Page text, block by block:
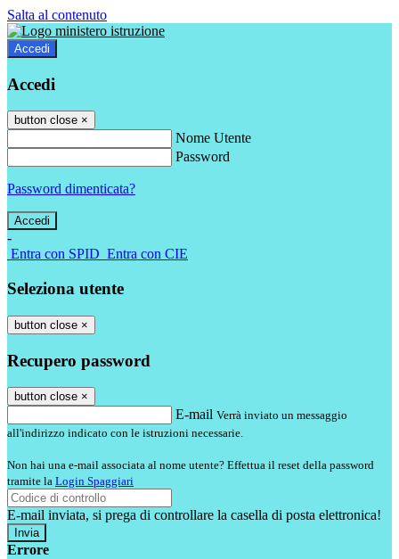
Salta al contenuto
Accedi
Accedi
button close ×
Nome Utente
Password
Password dimenticata?
-
Entra con SPID Entra con CIE
Seleziona utente
button close ×
Recupero password
button close ×
E-mail Verrà inviato un messaggio
all'indirizzo indicato con le istruzioni necessarie.
Non hai una e-mail associata al nome utente? Effettua il reset della password
tramite la Login Spaggiari
E-mail inviata, si prega di controllare la casella di posta elettronica!
Errore